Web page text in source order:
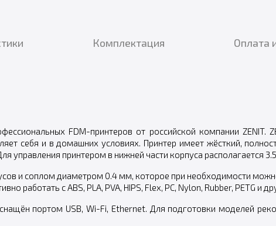
Комплектация Оплата
FDM-принтеров от российской компании ZENIT.
себя и в домашних условиях. Принтер имеет жёсткий,
управления принтером в нижней части корпуса располагается 3.
и соплом диаметром 0.4 мм, которое при необходимости
работать с ABS, PLA, PVA, HIPS, Flex, PC, Nylon, Rubber, PETG и
портом USB, Wi-Fi, Ethernet. Для подготовки моделей